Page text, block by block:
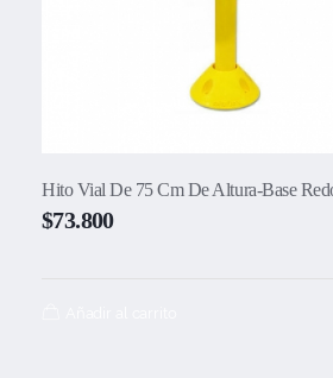
Hito Vial De 75 Cm De Altura-Base
$73.800